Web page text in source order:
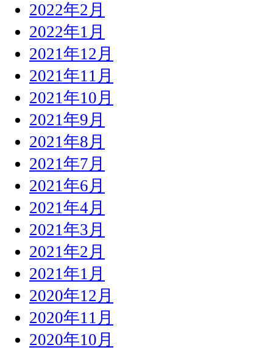
2022年2月
2022年1月
2021年12月
2021年11月
2021年10月
2021年9月
2021年8月
2021年7月
2021年6月
2021年4月
2021年3月
2021年2月
2021年1月
2020年12月
2020年11月
2020年10月